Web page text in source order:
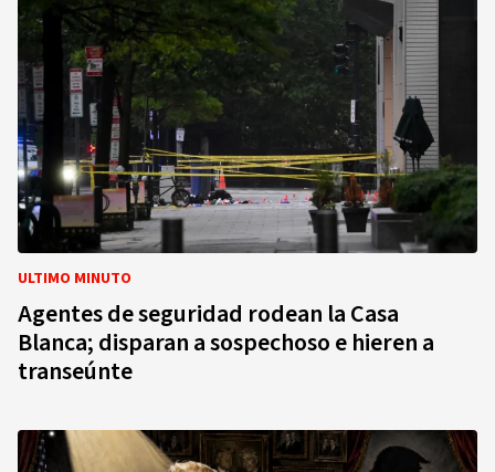
ULTIMO MINUTO
Agentes de seguridad rodean la Casa
Blanca; disparan a sospechoso e hieren a
transeúnte